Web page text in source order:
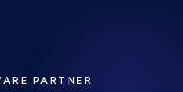
PARTNER